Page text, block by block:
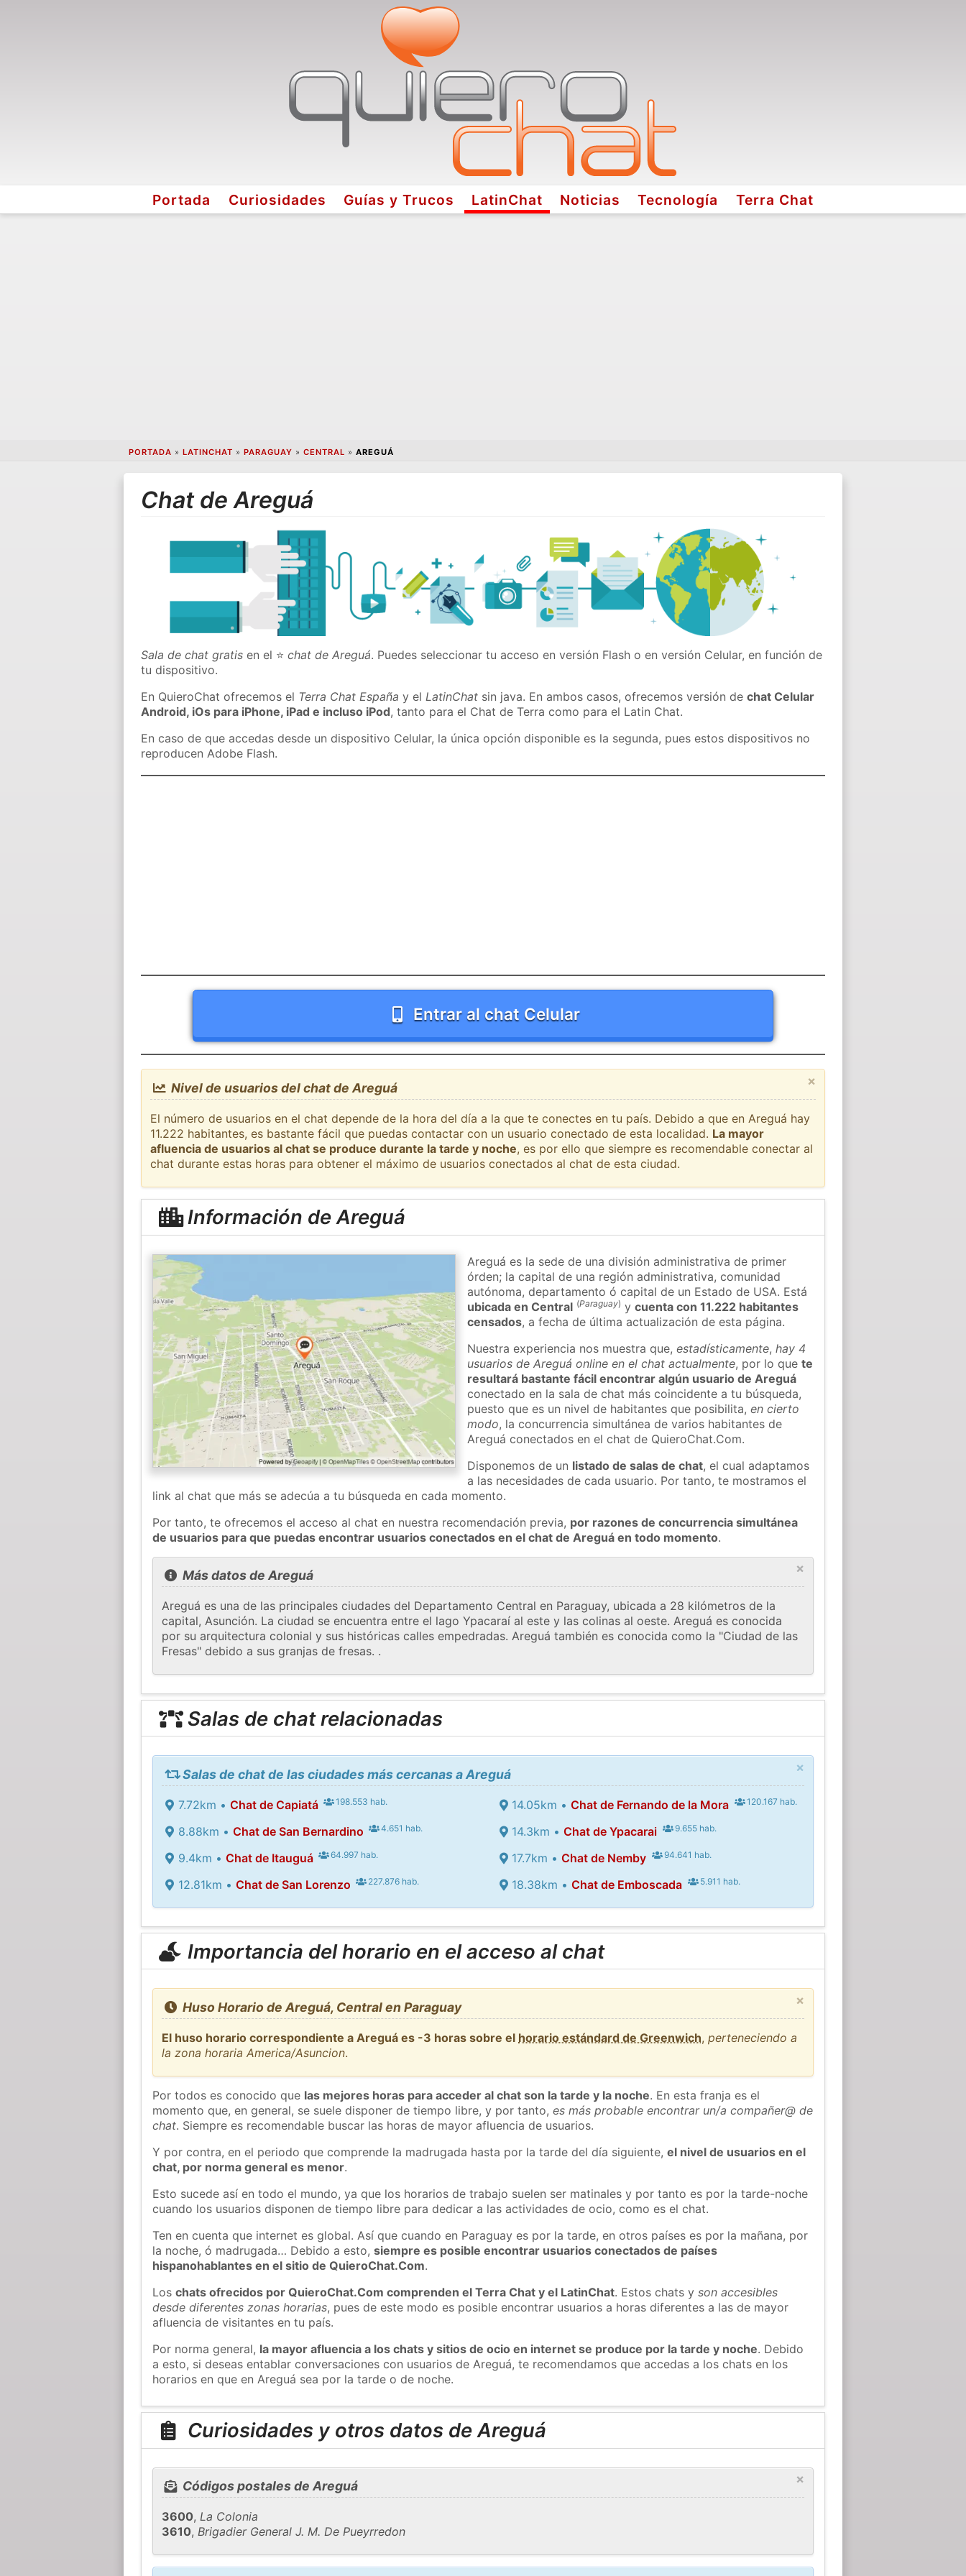
Portada Curiosidades Guías y Trucos LatinChat Noticias Tecnología Terra Chat
PORTADA » LATINCHAT » PARAGUAY » CENTRAL » AREGUÁ
Chat de Areguá
Sala de chat gratis en el ⭐chat de Areguá. Puedes seleccionar tu acceso en versión Flash o en versión Celular, en función de
tu dispositivo.
En QuieroChat ofrecemos el Terra Chat España y elLatinChat sin java. En ambos casos, ofrecemos versión dechat Celular
Android, iOs para iPhone, iPad e incluso iPod, tanto para el Chat de Terra como para el Latin Chat.
En caso de que accedas desde un dispositivo Celular, la única opción disponible es la segunda, pues estos dispositivos no
reproducen Adobe Flash.
Entrar al chat Celular
×
Nivel de usuarios del chat de Areguá
El número de usuarios en el chat depende de la hora del día a la que te conectes en tu país. Debido a que en Areguá hay
11.222 habitantes, es bastante fácil que puedas contactar con un usuario conectado de esta localidad. La mayor
afluencia de usuarios al chat se produce durante la tarde y noche, es por ello que siempre es recomendable conectar al
chat durante estas horas para obtener el máximo de usuarios conectados al chat de esta ciudad.
Información de Areguá
Areguá es la sede de una división administrativa de primer
órden; la capital de una región administrativa, comunidad
autónoma, departamento ó capital de un Estado de USA. Está
ubicada en Central (Paraguay) ycuenta con 11.222 habitantes
censados, a fecha de última actualización de esta página.
Nuestra experiencia nos muestra que,estadísticamente,hay 4
usuarios de Areguá online en el chat actualmente, por lo quete
resultará bastante fácil encontrar algún usuario de Areguá
conectado en la sala de chat más coincidente a tu búsqueda,
puesto que es un nivel de habitantes que posibilita,en cierto
modo, la concurrencia simultánea de varios habitantes de
Areguá conectados en el chat de QuieroChat.Com.
Disponemos de un listado de salas de chat, el cual adaptamos
a las necesidades de cada usuario. Por tanto, te mostramos el
link al chat que más se adecúa a tu búsqueda en cada momento.
Por tanto, te ofrecemos el acceso al chat en nuestra recomendación previa, por razones de concurrencia simultánea
de usuarios para que puedas encontrar usuarios conectados en el chat de Areguá en todo momento.
×
Más datos de Areguá
Areguá es una de las principales ciudades del Departamento Central en Paraguay, ubicada a 28 kilómetros de la
capital, Asunción. La ciudad se encuentra entre el lago Ypacaraí al este y las colinas al oeste. Areguá es conocida
por su arquitectura colonial y sus históricas calles empedradas. Areguá también es conocida como la "Ciudad de las
Fresas" debido a sus granjas de fresas. .
Salas de chat relacionadas
×
Salas de chat de las ciudades más cercanas a Areguá
7.72km • Chat de Capiatá 198.553 hab.
8.88km • Chat de San Bernardino 4.651 hab.
9.4km • Chat de Itauguá 64.997 hab.
12.81km • Chat de San Lorenzo 227.876 hab.
14.05km •Chat de Fernando de la Mora 120.167 hab.
14.3km •Chat de Ypacarai 9.655 hab.
17.7km •Chat de Nemby 94.641 hab.
18.38km •Chat de Emboscada 5.911 hab.
Importancia del horario en el acceso al chat
×
Huso Horario de Areguá, Central en Paraguay
El huso horario correspondiente a Areguá es -3 horas sobre el horario estándard de Greenwich,perteneciendo a
la zona horaria America/Asuncion.
Por todos es conocido que las mejores horas para acceder al chat son la tarde y la noche. En esta franja es el
momento que, en general, se suele disponer de tiempo libre, y por tanto,es más probable encontrar un/a compañer@ de
chat. Siempre es recomendable buscar las horas de mayor afluencia de usuarios.
Y por contra, en el periodo que comprende la madrugada hasta por la tarde del día siguiente,el nivel de usuarios en el
chat, por norma general es menor.
Esto sucede así en todo el mundo, ya que los horarios de trabajo suelen ser matinales y por tanto es por la tarde-noche
cuando los usuarios disponen de tiempo libre para dedicar a las actividades de ocio, como es el chat.
Ten en cuenta que internet es global. Así que cuando en Paraguay es por la tarde, en otros países es por la mañana, por
la noche, ó madrugada… Debido a esto,siempre es posible encontrar usuarios conectados de países
hispanohablantes en el sitio de QuieroChat.Com.
Loschats ofrecidos por QuieroChat.Com comprenden el Terra Chat y el LatinChat. Estos chats yson accesibles
desde diferentes zonas horarias, pues de este modo es posible encontrar usuarios a horas diferentes a las de mayor
afluencia de visitantes en tu país.
Por norma general, la mayor afluencia a los chats y sitios de ocio en internet se produce por la tarde y noche. Debido
a esto, si deseas entablar conversaciones con usuarios de Areguá, te recomendamos que accedas a los chats en los
horarios en que en Areguá sea por la tarde o de noche.
Curiosidades y otros datos de Areguá
×
Códigos postales de Areguá
3600,La Colonia
3610,Brigadier General J. M. De Pueyrredon